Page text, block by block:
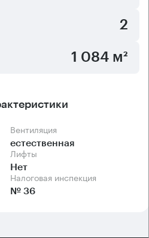
2
1 084 м²
Вентиляция
естественная
Лифты
Нет
Налоговая инспекция
№ 36